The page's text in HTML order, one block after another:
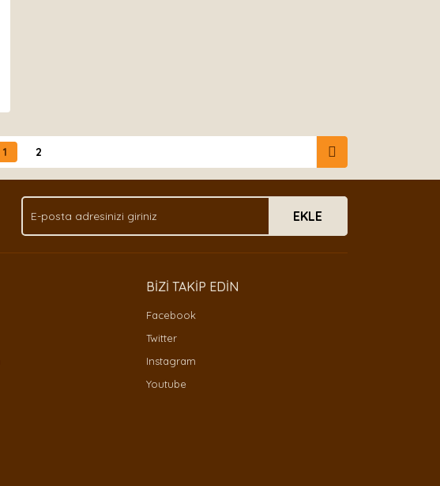
1 2
EKLE
BİZİ TAKİP EDİN
Facebook
Twitter
Instagram
Youtube